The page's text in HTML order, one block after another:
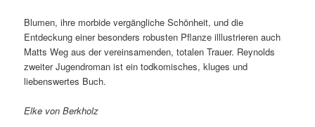
Blumen, ihre morbide vergängliche Schönheit, und die
Entdeckung einer besonders robusten Pflanze illlustrieren auch
Matts Weg aus der vereinsamenden, totalen Trauer. Reynolds
zweiter Jugendroman ist ein todkomisches, kluges und
liebenswertes Buch.
Elke von Berkholz